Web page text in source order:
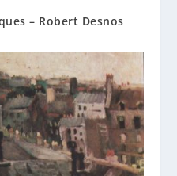
– Robert Desnos